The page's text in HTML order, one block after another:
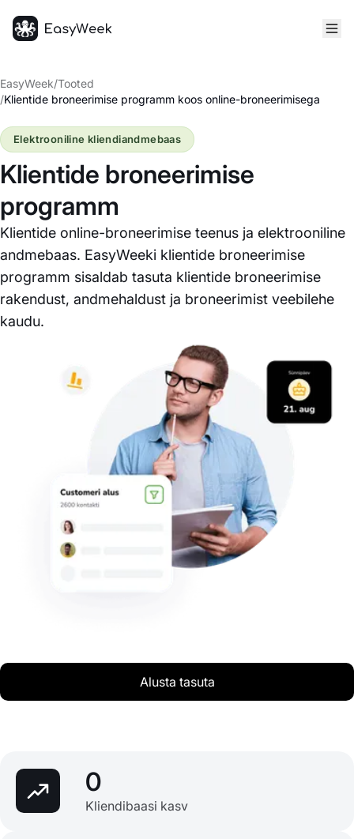
EasyWeek/Tooted
/Klientide broneerimise programm koos online-broneerimisega
Klientide broneerimise
programm
Klientide online-broneerimise teenus ja elektrooniline
andmebaas. EasyWeeki klientide broneerimise
programm sisaldab tasuta klientide broneerimise
rakendust, andmehaldust ja broneerimist veebilehe
kaudu.
Elektrooniline kliendiandmebaas
Alusta tasuta
0
Kliendibaasi kasv